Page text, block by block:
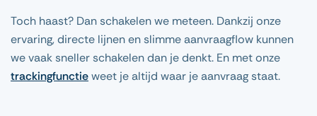
Toch haast? Dan schakelen we meteen. Dankzij onze
ervaring, directe lijnen en slimme aanvraagflow kunnen
we vaak sneller schakelen dan je denkt. En met onze
trackingfunctieweet je altijd waar je aanvraag staat.